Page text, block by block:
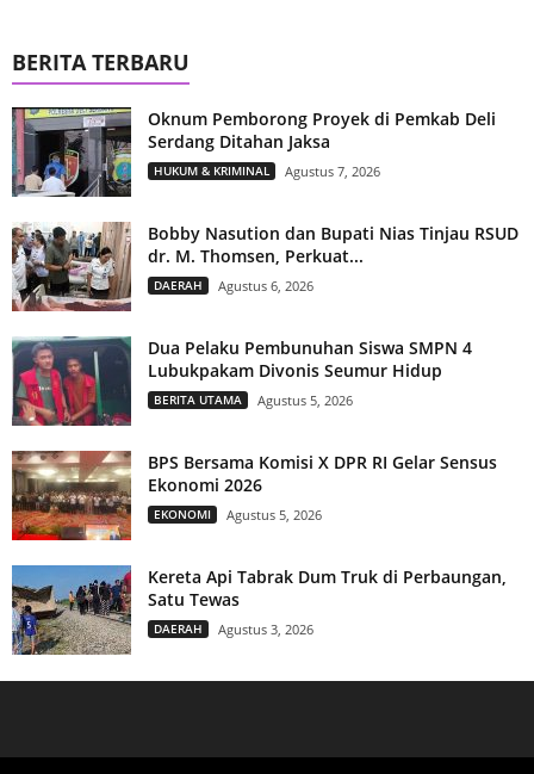
BERITA TERBARU
Oknum Pemborong Proyek di Pemkab Deli
Serdang Ditahan Jaksa
HUKUM & KRIMINAL Agustus 7, 2026
Bobby Nasution dan Bupati Nias Tinjau RSUD
dr. M. Thomsen, Perkuat...
DAERAH Agustus 6, 2026
Dua Pelaku Pembunuhan Siswa SMPN 4
Lubukpakam Divonis Seumur Hidup
BERITA UTAMA Agustus 5, 2026
BPS Bersama Komisi X DPR RI Gelar Sensus
Ekonomi 2026
EKONOMI Agustus 5, 2026
Kereta Api Tabrak Dum Truk di Perbaungan,
Satu Tewas
DAERAH Agustus 3, 2026